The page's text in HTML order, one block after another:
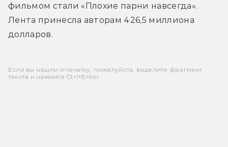
фильмом стали «Плохие парни навсегда».
Лента принесла авторам 426,5 миллиона
долларов.
Если вы нашли опечатку, пожалуйста, выделите фрагмент
текста и нажмите Ctrl+Enter.